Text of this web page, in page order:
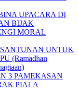
UPACARA DI
BIJAK
MORAL
UNTUK
(Ramadhan
3 PAMEKASAN
PIALA